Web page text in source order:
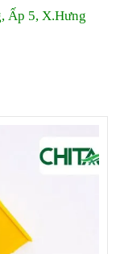
Ấp 5, X.Hưng